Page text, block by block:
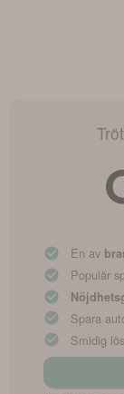
En av
Populär
Spara
Smidig